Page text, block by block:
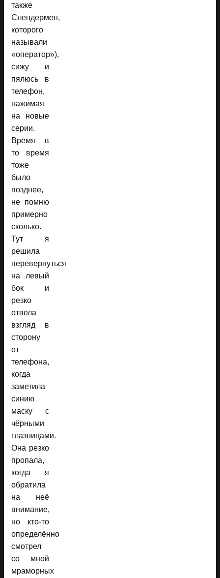
также
Слендермен,
которого
называли
«оператор»),
сижу и
пялюсь в
телефон,
нажимая
на новые
серии.
Время в
то время
тоже
было
позднее,
не помню
примерно
сколько.
Тут я
решила
перевернуться
на левый
бок и
резко
отвела
взгляд в
сторону
от
телефона,
когда
заметила
синию
маску с
чёрными
глазницами.
Она резко
пропала,
когда я
обратила
на неё
внимание,
но кто-то
определённо
смотрел
со мной
мраморных